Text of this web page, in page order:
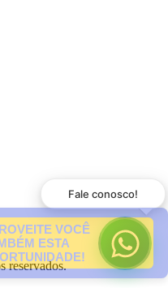
reservados.
Fale conosco!
VOCÊ
ESTA